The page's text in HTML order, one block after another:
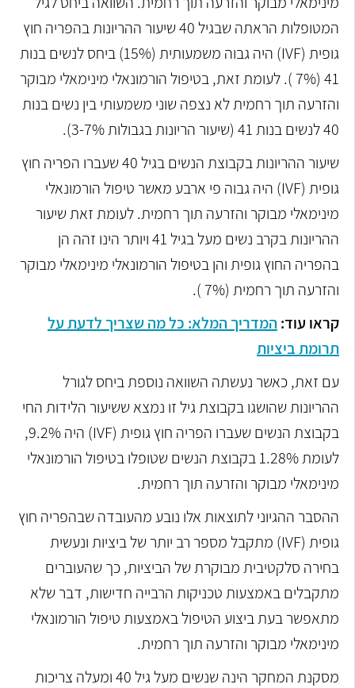
המטופלות הראתה שבגיל 40 שיעור ההריונות בהפריה חוץ
גופית (IVF) היה גבוה משמעותית (15%) ביחס לנשים בנות
41 (7% ). לעומת זאת, בטיפול הורמונאלי מינימאלי מבוקר
והזרעה תוך רחמית לא נצפה שוני משמעותי בין נשים בנות
40 לנשים בנות 41 (שיעור הריונות בגבולות 3-7%).
שיעור ההריונות בקבוצת הנשים בגיל 40 שעברו הפריה חוץ
גופית (IVF) היה גבוה פי ארבע מאשר טיפול הורמונאלי
מינימאלי מבוקר והזרעה תוך רחמית. לעומת זאת שיעור
ההריונות בקרב נשים מעל בגיל 41 ויותר הינו זהה הן
בהפריה החוץ גופית והן בטיפול הורמונאלי מינימאלי מבוקר
והזרעה תוך רחמית (7% ).
קראו עוד: המדריך המלא: כל מה שצריך לדעת על
תרומת ביציות
עם זאת, כאשר נעשתה השוואה נוספת ביחס לגורל
ההריונות שהושגו בקבוצת גיל זו נמצא ששיעור הלידות החי
בקבוצת הנשים שעברו הפריה חוץ גופית (IVF) היה 9.2%,
לעומת 1.28% בקבוצת הנשים שטופלו בטיפול הורמונאלי
מינימאלי מבוקר והזרעה תוך רחמית.
ההסבר ההגיוני לתוצאות אלו נובע מהעובדה שבהפריה חוץ
גופית (IVF) מתקבל מספר רב יותר של ביציות ונעשית
בחירה סלקטיבית מבוקרת של הביציות, כך שהעוברים
מתקבלים באמצעות טכניקות הרבייה חדישות, דבר שלא
מתאפשר בעת ביצוע הטיפול באמצעות טיפול הורמונאלי
מינימאלי מבוקר והזרעה תוך רחמית.
מסקנת המחקר הינה שנשים מעל גיל 40 ומעלה צריכות